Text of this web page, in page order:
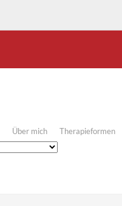
Über mich Therapieformen